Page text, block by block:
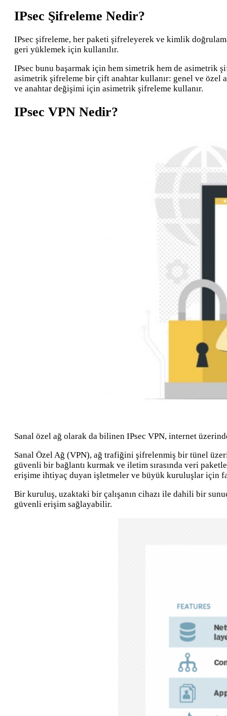
IPsec Şifreleme Nedir?
IPsec şifreleme, her paketi şifreleyerek ve kimlik
geri yüklemek için kullanılır.
IPsec bunu başarmak için hem simetrik hem de asimetrik
asimetrik şifreleme bir çift anahtar kullanır: genel ve özel
ve anahtar değişimi için asimetrik şifreleme kullanır.
IPsec VPN Nedir?
Sanal özel ağ olarak da bilinen IPsec VPN, internet
Sanal Özel Ağ (VPN), ağ trafiğini şifrelenmiş bir tünel
güvenli bir bağlantı kurmak ve iletim sırasında veri
erişime ihtiyaç duyan işletmeler ve büyük kuruluşlar için
Bir kuruluş, uzaktaki bir çalışanın cihazı ile dahili bir
güvenli erişim sağlayabilir.